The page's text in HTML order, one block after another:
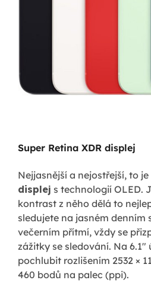
Super Retina XDR displej
Nejjasnější a nejostřejší, to je
displej s technologií OLED.
kontrast z něho dělá to
sledujete na jasném denním
večerním přítmí, vždy se
zážitky se sledování. Na 6.1"
pochlubit rozlišením 2532 ×
460 bodů na palec (ppi).